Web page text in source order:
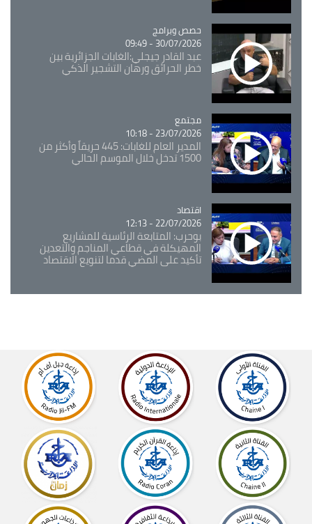
Catégorie
حصص وبرامج
30/07/2026 - 09:49
عبد القادر جيجلي:الغابات الجزائرية بين
خطر الحرائق ورهان التشجير الذكي
Catégorie
مجتمع
23/07/2026 - 10:18
المدير العام للغابات: 445 حريقاً وأكثر من
1500 تدخل خلال الموسم الحالي
Catégorie
اقتصاد
22/07/2026 - 12:13
بوحرب: المتابعة الرئاسية للمشاريع
المهيكلة في قطاعي المناجم والتعدين
تأكيد على المضي قدما لتنويع الاقتصاد